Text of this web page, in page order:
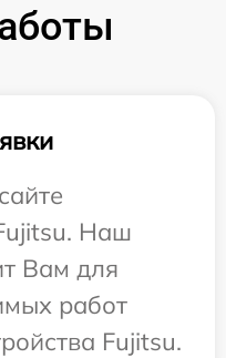
Наш
Вам для
работ
Fujitsu.